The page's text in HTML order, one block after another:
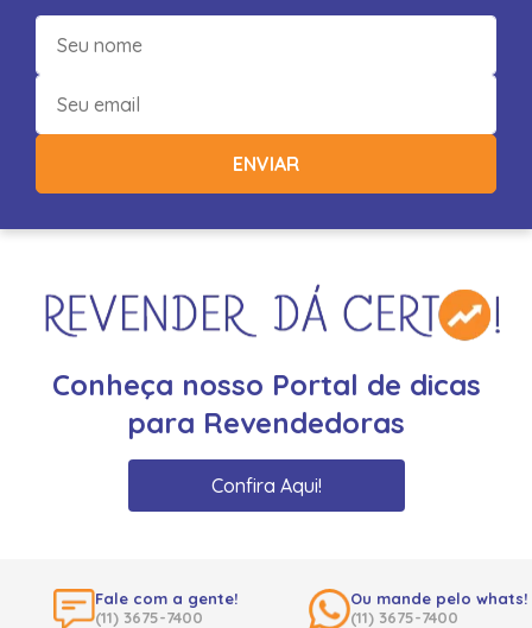
ENVIAR
Conheça nosso Portal de dicas
para Revendedoras
Confira Aqui!
Fale com a gente!
(11) 3675-7400
Ou mande pelo whats!
(11) 3675-7400